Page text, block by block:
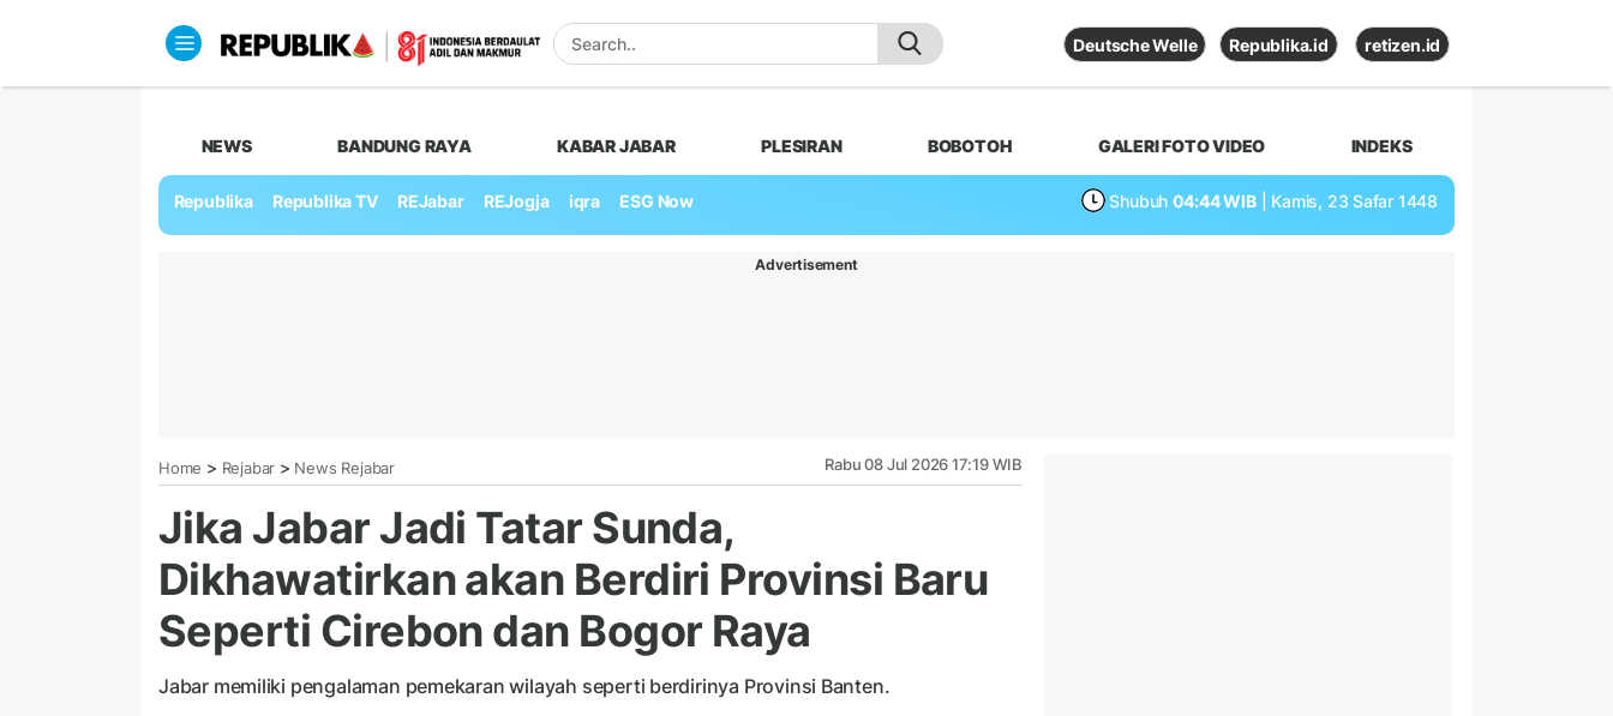
Deutsche Welle Republika.id retizen.id
NEWS BANDUNG RAYA KABAR JABAR PLESIRAN BOBOTOH GALERI FOTO VIDEO INDEKS
Republika Republika TV REJabar REJogja iqra ESG Now Shubuh 04:44 WIB | Kamis, 23 Safar 1448
Advertisement
Home > Rejabar > News Rejabar Rabu 08 Jul 2026 17:19 WIB
Jika Jabar Jadi Tatar Sunda,
Dikhawatirkan akan Berdiri Provinsi Baru
Seperti Cirebon dan Bogor Raya
Jabar memiliki pengalaman pemekaran wilayah seperti berdirinya Provinsi Banten.